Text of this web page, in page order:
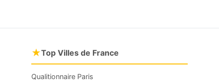
★Top Villes de France
Qualitionnaire Paris